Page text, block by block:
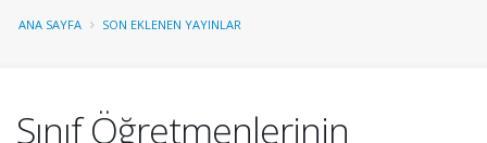
ANA SAYFA SON EKLENEN YAYINLAR
Sınıf Öğretmenlerinin